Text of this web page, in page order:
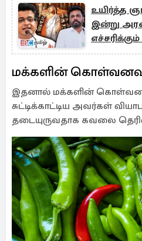
உயிர்த்த
இன்று
மக்களின்
இதனால் மக்களின்
சுட்டிக்காட்டிய அவர்கள்
தடையுருவதாக கவலை